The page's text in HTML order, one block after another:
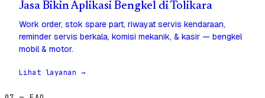
Jasa Bikin Aplikasi Bengkel di Tolikara
Work order, stok spare part, riwayat servis kendaraan,
reminder servis berkala, komisi mekanik, & kasir — bengkel
mobil & motor.
Lihat layanan →